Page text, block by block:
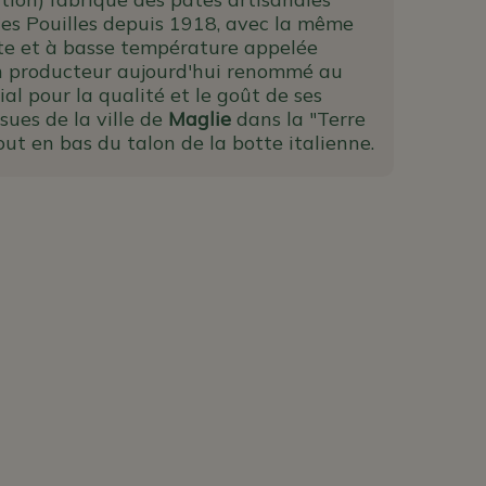
Pouilles depuis 1918, avec la même
et à basse température appelée
producteur aujourd'hui renommé au
pour la qualité et le goût de ses
de la ville de Magliedans la "Terre
en bas du talon de la botte italienne.